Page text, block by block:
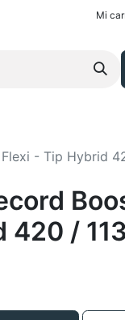
Mi
- Tip Hybrid
420 /